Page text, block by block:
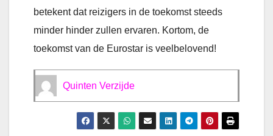
betekent dat reizigers in de toekomst steeds
minder hinder zullen ervaren. Kortom, de
toekomst van de Eurostar is veelbelovend!
Quinten Verzijde